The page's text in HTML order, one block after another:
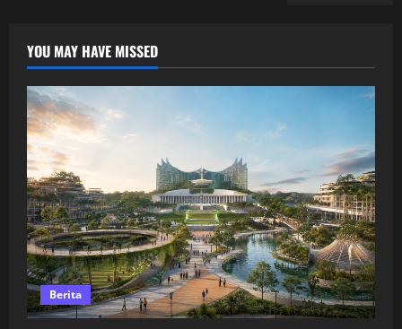
YOU MAY HAVE MISSED
Berita